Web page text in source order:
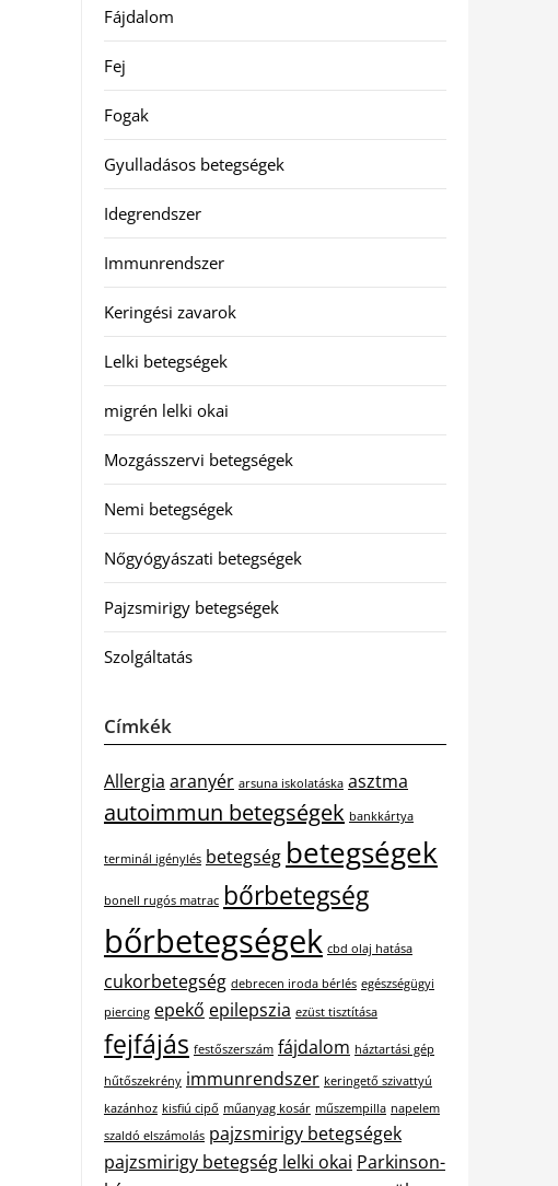
Fájdalom
Fej
Fogak
Gyulladásos betegségek
Idegrendszer
Immunrendszer
Keringési zavarok
Lelki betegségek
migrén lelki okai
Mozgásszervi betegségek
Nemi betegségek
Nőgyógyászati betegségek
Pajzsmirigy betegségek
Szolgáltatás
Címkék
Allergia aranyér arsuna iskolatáska asztma
autoimmun betegségek bankkártya
terminál igénylés betegség betegségek
bonell rugós matrac bőrbetegség
bőrbetegségek cbd olaj hatása
cukorbetegség debrecen iroda bérlés egészségügyi
piercing epekő epilepszia ezüst tisztítása
fejfájás festőszerszám fájdalom háztartási gép
hűtőszekrény immunrendszer keringető szivattyú
kazánhoz kisfiú cipő műanyag kosár műszempilla napelem
szaldó elszámolás pajzsmirigy betegségek
pajzsmirigy betegség lelki okai Parkinson-